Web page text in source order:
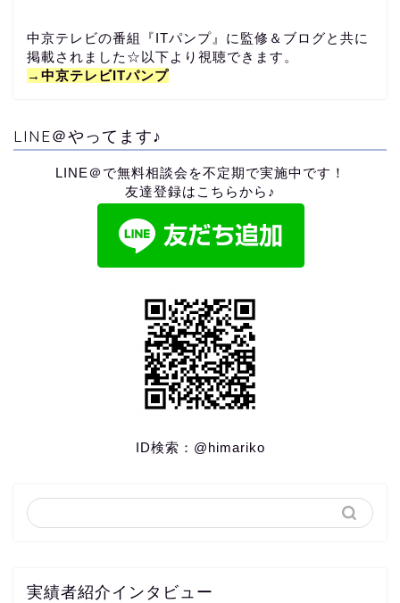
中京テレビの番組『ITパンプ』に監修＆ブログと共に
掲載されました☆以下より視聴できます。
→中京テレビITパンプ
LINE＠やってます♪
LINE＠で無料相談会を不定期で実施中です！
友達登録はこちらから♪
ID検索： @himariko
実績者紹介インタビュー